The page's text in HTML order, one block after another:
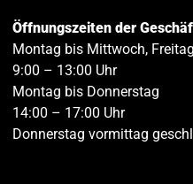
Öffnungszeiten der
Montag bis Mittwoch, Freitag
9:00 – 13:00 Uhr
Montag bis Donnerstag
14:00 – 17:00 Uhr
Donnerstag vormittag